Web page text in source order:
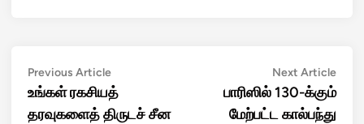
Post
navigation
Previous ArticlePrevious
article:
உங்கள் ரகசியத்
தரவுகளைத் திருடச் சீன
Next ArticleNext
பாரிஸில் 130-க்கும்
மேற்பட்ட கால்பந்து